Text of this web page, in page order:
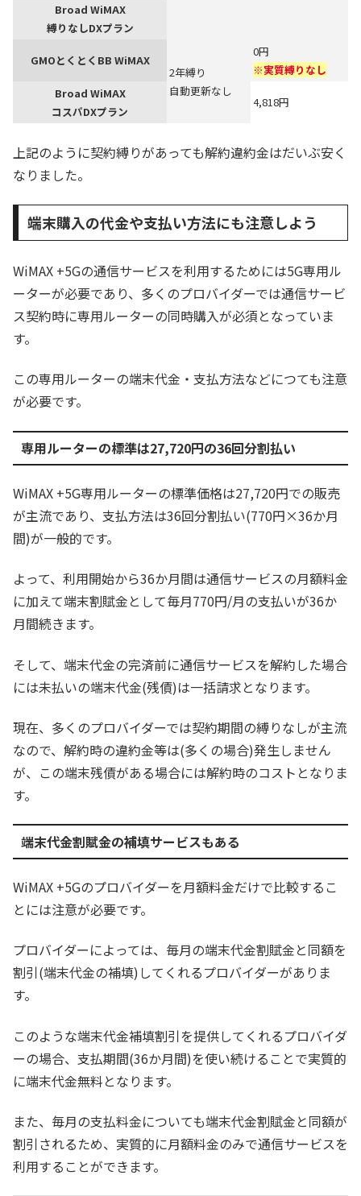
Broad WiMAX
縛りなしDXプラン
GMOとくとくBB WiMAX
2年縛り
自動更新なし
0円
※実質縛りなし
Broad WiMAX
コスパDXプラン
4,818円
上記のように契約縛りがあっても解約違約金はだいぶ安く
なりました。
端末購入の代金や支払い方法にも注意しよう
WiMAX +5Gの通信サービスを利用するためには5G専用ル
ーターが必要であり、多くのプロバイダーでは通信サービ
ス契約時に専用ルーターの同時購入が必須となっていま
す。
この専用ルーターの端末代金・支払方法などにつても注意
が必要です。
専用ルーターの標準は27,720円の36回分割払い
WiMAX +5G専用ルーターの標準価格は27,720円での販売
が主流であり、支払方法は36回分割払い(770円×36か月
間)が一般的です。
よって、利用開始から36か月間は通信サービスの月額料金
に加えて端末割賦金として毎月770円/月の支払いが36か
月間続きます。
そして、端末代金の完済前に通信サービスを解約した場合
には未払いの端末代金(残債)は一括請求となります。
現在、多くのプロバイダーでは契約期間の縛りなしが主流
なので、解約時の違約金等は(多くの場合)発生しません
が、この端末残債がある場合には解約時のコストとなりま
す。
端末代金割賦金の補填サービスもある
WiMAX +5Gのプロバイダーを月額料金だけで比較するこ
とには注意が必要です。
プロバイダーによっては、毎月の端末代金割賦金と同額を
割引(端末代金の補填)してくれるプロバイダーがありま
す。
このような端末代金補填割引を提供してくれるプロバイダ
ーの場合、支払期間(36か月間)を使い続けることで実質的
に端末代金無料となります。
また、毎月の支払料金についても端末代金割賦金と同額が
割引されるため、実質的に月額料金のみで通信サービスを
利用することができます。